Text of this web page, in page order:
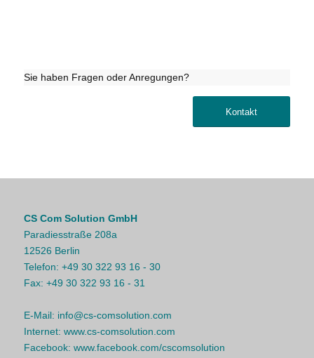
Sie haben Fragen oder Anregungen?
Kontakt
CS Com Solution GmbH
Paradiesstraße 208a
12526 Berlin
Telefon: +49 30 322 93 16 - 30
Fax: +49 30 322 93 16 - 31
E-Mail: info@cs-comsolution.com
Internet: www.cs-comsolution.com
Facebook: www.facebook.com/cscomsolution